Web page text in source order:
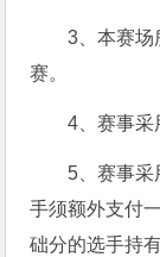
3、本赛场
赛。
4、赛事
5、赛事采
手须额外支付
础分的选手持